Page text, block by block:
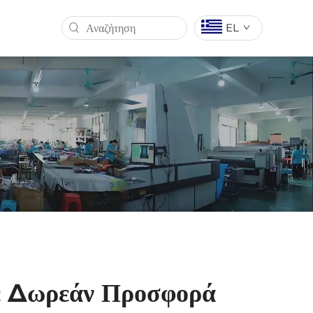
ΣΗΜΑΊΑ ΑΥΤΟΚΙΝΉΤΟΥ
ΑΝΑΔΙΠΛΟΎΜΕΝΟ BANNER
EL
Δωρεάν Προσφορά